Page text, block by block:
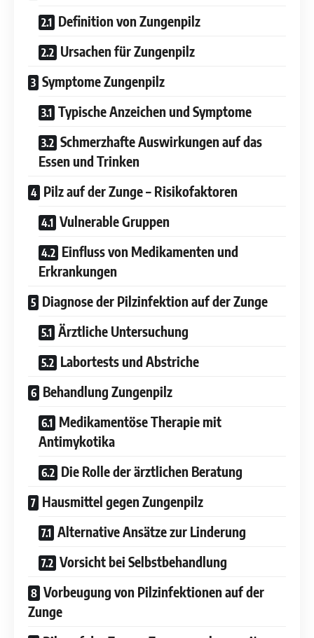
Definition von Zungenpilz
Ursachen für Zungenpilz
Symptome Zungenpilz
Typische Anzeichen und Symptome
Schmerzhafte Auswirkungen auf das
Essen und Trinken
Pilz auf der Zunge – Risikofaktoren
Vulnerable Gruppen
Einfluss von Medikamenten und
Erkrankungen
Diagnose der Pilzinfektion auf der Zunge
Ärztliche Untersuchung
Labortests und Abstriche
Behandlung Zungenpilz
Medikamentöse Therapie mit
Antimykotika
Die Rolle der ärztlichen Beratung
Hausmittel gegen Zungenpilz
Alternative Ansätze zur Linderung
Vorsicht bei Selbstbehandlung
Vorbeugung von Pilzinfektionen auf der
Zunge